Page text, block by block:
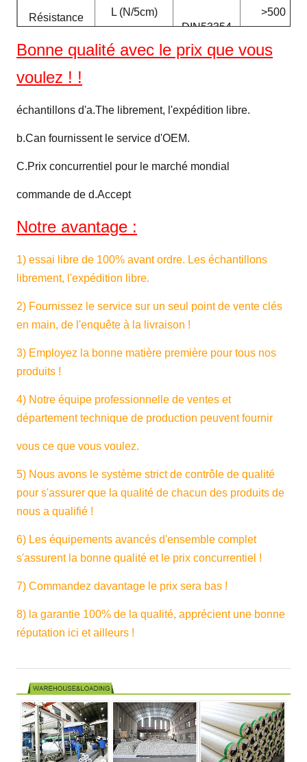
Résistance
L (N/5cm)
DIN53354
>500
W (N/5cm)
Force de
Résistance
N/5cm DIN53357
de la
température
℃
Certification
Tension de
mouillure
Bonne qualité avec le prix que vous
voulez ! !
échantillons d'a.The librement, l'expédition libre.
b.Can fournissent le service d'OEM.
C.Prix concurrentiel pour le marché mondial
commande de d.Accept
Notre avantage :
1) essai libre de 100% avant ordre. Les échantillons
librement, l'expédition libre.
2) Fournissez le service sur un seul point de vente clés
en main, de l'enquête à la livraison !
3) Employez la bonne matière première pour tous nos
produits !
4) Notre équipe professionnelle de ventes et
département technique de production peuvent fournir
vous ce que vous voulez.
5) Nous avons le système strict de contrôle de qualité
pour s'assurer que la qualité de chacun des produits de
nous a qualifié !
6) Les équipements avancés d'ensemble complet
s'assurent la bonne qualité et le prix concurrentiel !
7) Commandez davantage le prix sera bas !
8) la garantie 100% de la qualité, apprécient une bonne
réputation ici et ailleurs !